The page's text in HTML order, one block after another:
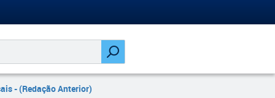
- (Redação Anterior)